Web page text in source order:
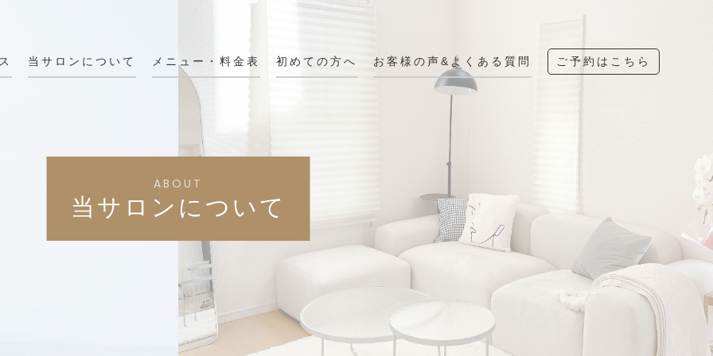
当サロンについて メニュー・料金表 初めての方へ お客様の声&よくある質問 ご予約はこちら
ABOUT
当サロンについて